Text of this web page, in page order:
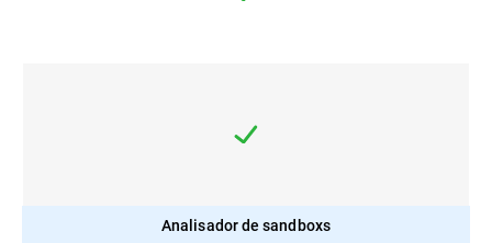
Analisador de sandboxs